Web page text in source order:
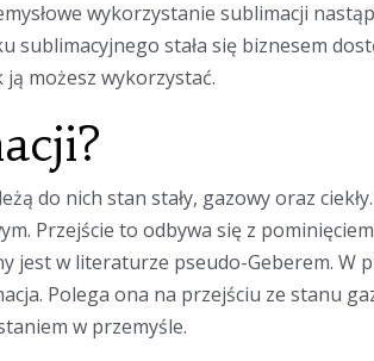
wykorzystanie sublimacji
stała się biznesem
możesz wykorzystać.
do nich stan stały, gazowy oraz
Przejście to odbywa się z
jest w literaturze pseudo-Geberem. W
Polega ona na przejściu ze stanu
w przemyśle.